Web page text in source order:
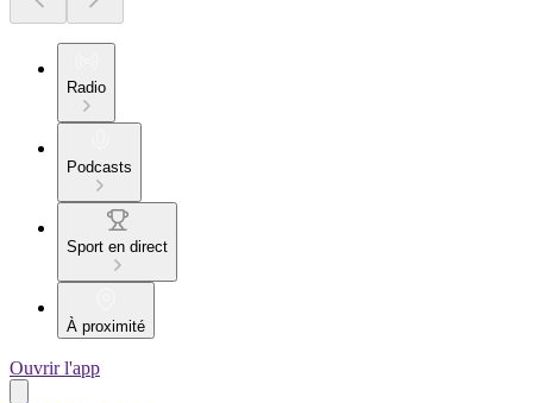
Radio
Podcasts
Sport en direct
À proximité
Ouvrir l'app